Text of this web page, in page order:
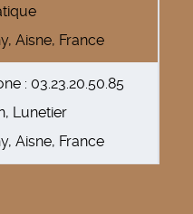
Aisne, France
: 03.23.20.50.85
Lunetier
Aisne, France